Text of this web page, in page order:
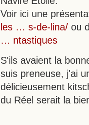
Voir ici une
les … s-de-lina/ ou
… ntastiques
S'ils avaient la
suis preneuse, j'ai
délicieusement
du Réel serait la